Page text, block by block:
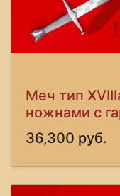
Меч тип
ножнами с
36,300 руб.